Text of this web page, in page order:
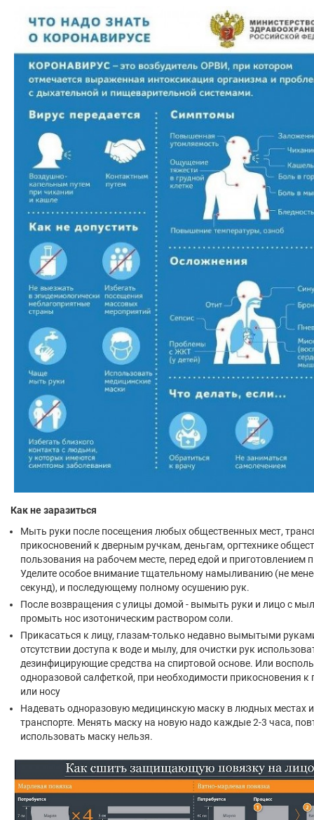
Как не заразиться
Мыть руки после посещения любых общественных мест,
прикосновений к дверным ручкам, деньгам, оргтехнике
пользования на рабочем месте, перед едой и приготовлением
Уделите особое внимание тщательному намыливанию (не
секунд), и последующему полному осушению рук.
После возвращения с улицы домой - вымыть руки и лицо с
промыть нос изотоническим раствором соли.
Прикасаться к лицу, глазам-только недавно вымытыми
отсутствии доступа к воде и мылу, для очистки рук
дезинфицирующие средства на спиртовой основе. Или
одноразовой салфеткой, при необходимости прикосновения к
или носу
Надевать одноразовую медицинскую маску в людных местах и
транспорте. Менять маску на новую надо каждые 2-3 часа,
использовать маску нельзя.